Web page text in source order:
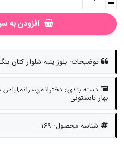
توضیحات: بلوز پنبه شلوار کتان بنگال-
دسته بندی:
بهار تابستونی
شناسه محصول: 169